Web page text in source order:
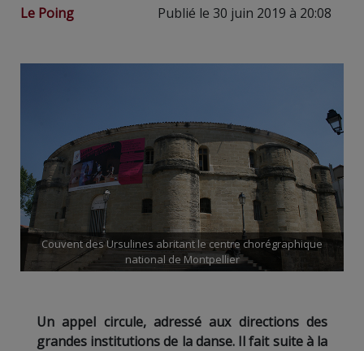
Le Poing Publié le 30 juin 2019 à 20:08
Couvent des Ursulines abritant le centre chorégraphique
national de Montpellier
Un appel circule, adressé aux directions des
grandes institutions de la danse. Il fait suite à la